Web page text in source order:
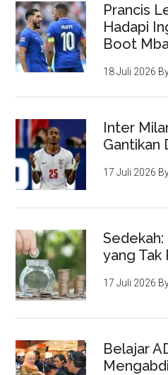
Prancis
Hadapi
Boot
18 Juli 2026
Inter
Gantikan
17 Juli 2026
yang Tak
17 Juli 2026
Belajar